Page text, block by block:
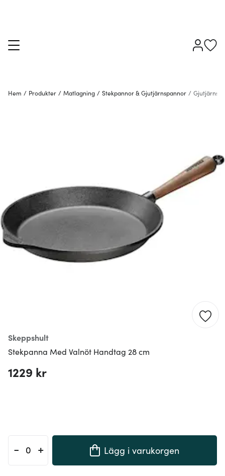
Hem / Produkter / Matlagning / Stekpannor & Gjutjärnspannor /
Skeppshult
Stekpanna Med Valnöt Handtag 28 cm
1229 kr
- + Lägg i varukorgen